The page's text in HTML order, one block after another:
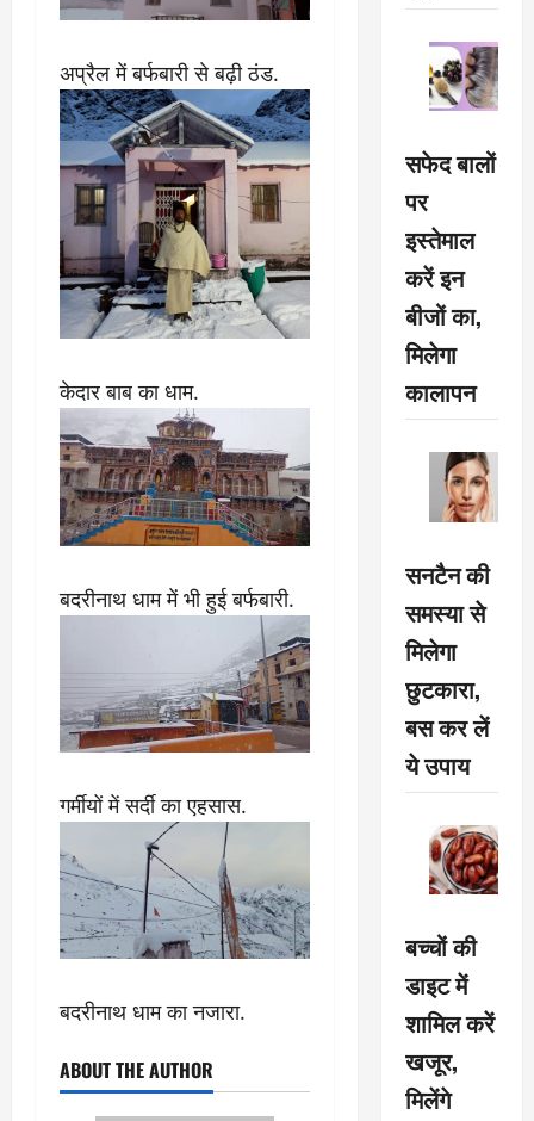
अप्रैल में बर्फबारी से बढ़ी ठंड.
केदार बाब का धाम.
बदरीनाथ धाम में भी हुई बर्फबारी.
गर्मीयों में सर्दी का एहसास.
बदरीनाथ धाम का नजारा.
ABOUT THE AUTHOR
सफेद बालों
पर
इस्तेमाल
करें इन
बीजों का,
मिलेगा
कालापन
सनटैन की
समस्या से
मिलेगा
छुटकारा,
बस कर लें
ये उपाय
बच्चों की
डाइट में
शामिल करें
खजूर,
मिलेंगे